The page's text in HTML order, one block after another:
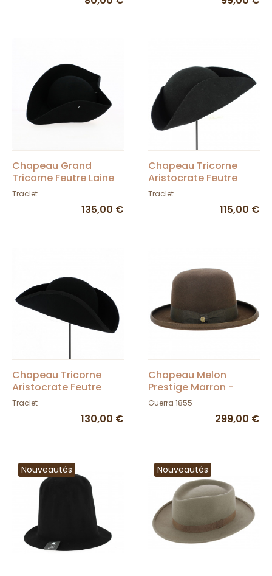
Chapeau Grand
Tricorne Feutre Laine
Noir Non Bordé -
Traclet
135,00 €
Chapeau Tricorne
Aristocrate Feutre
Laine Noir Non Bordé -
Traclet
115,00 €
Chapeau Tricorne
Aristocrate Feutre
Laine Noir - Traclet
Traclet
130,00 €
Chapeau Melon
Prestige Marron -
Guerra 1855
Guerra 1855
299,00 €
Nouveautés Nouveautés